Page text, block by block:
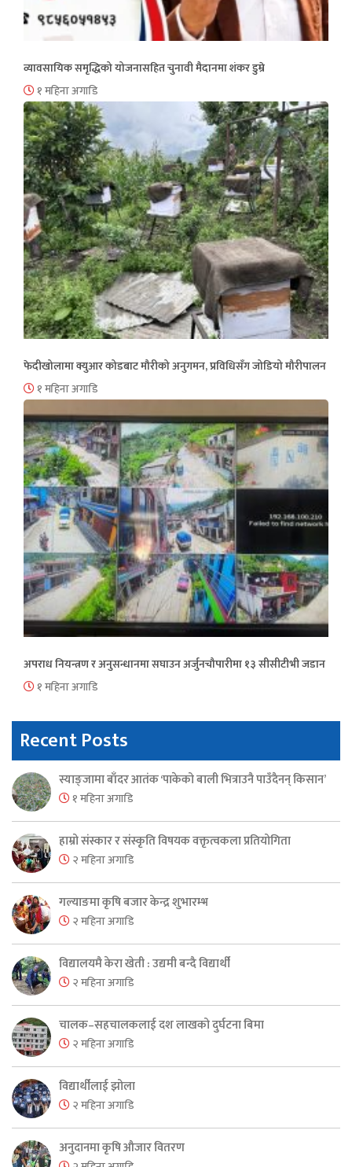
व्यावसायिक समृद्धिको योजनासहित चुनावी मैदानमा शंकर डुम्रे
१ महिना अगाडि
फेदीखोलामा क्युआर कोडबाट मौरीको अनुगमन, प्रविधिसँग जोडियो मौरीपालन
१ महिना अगाडि
अपराध नियन्त्रण र अनुसन्धानमा सघाउन अर्जुनचौपारीमा १३ सीसीटीभी जडान
१ महिना अगाडि
Recent Posts
स्याङ्जामा बाँदर आतंक ‘पाकेको बाली भित्राउनै पाउँदैनन् किसान’
१ महिना अगाडि
हाम्रो संस्कार र संस्कृति विषयक वक्तृत्वकला प्रतियोगिता
२ महिना अगाडि
गल्याङमा कृषि बजार केन्द्र शुभारम्भ
२ महिना अगाडि
विद्यालयमै केरा खेती : उद्यमी बन्दै विद्यार्थी
२ महिना अगाडि
चालक–सहचालकलाई दश लाखको दुर्घटना बिमा
२ महिना अगाडि
विद्यार्थीलाई झोला
२ महिना अगाडि
अनुदानमा कृषि औजार वितरण